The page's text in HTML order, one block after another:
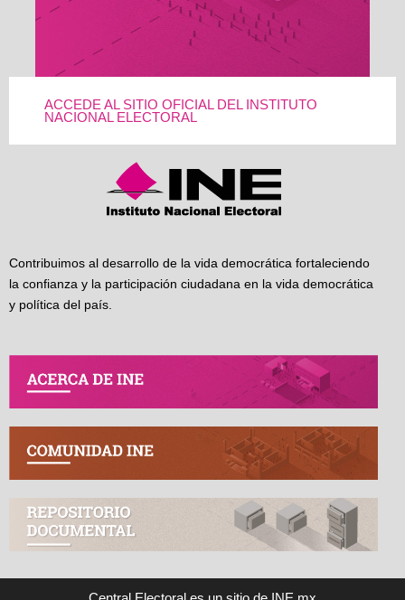
ACCEDE AL SITIO OFICIAL DEL INSTITUTO
NACIONAL ELECTORAL
Contribuimos al desarrollo de la vida democrática fortaleciendo
la confianza y la participación ciudadana en la vida democrática
y política del país.